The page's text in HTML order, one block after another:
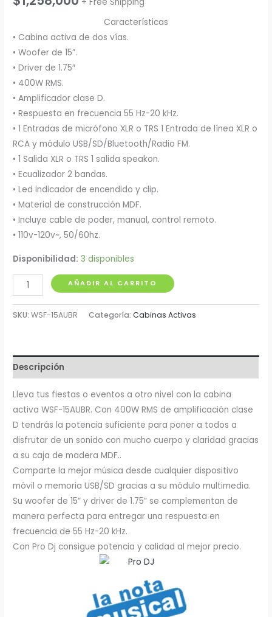
Características
• Cabina activa de dos vías.
• Woofer de 15”.
• Driver de 1.75″
• 400W RMS.
• Amplificador clase D.
• Respuesta en frecuencia 55 Hz-20 kHz.
• 1 Entradas de micrófono XLR o TRS 1 Entrada de línea XLR o
RCA y módulo USB/SD/Bluetooth/Radio FM.
• 1 Salida XLR o TRS 1 salida speakon.
• Ecualizador 2 bandas.
• Led indicador de encendido y clip.
• Material de construcción MDF.
• Incluye cable de poder, manual, control remoto.
• 110v-120v~, 50/60hz.
Disponibilidad: 3 disponibles
Cabina
Activa
15"
400W
Pro
Dj
cantidad
AÑADIR AL CARRITO
SKU:WSF-15AUBR Categoría:Cabinas Activas
Descripción
Lleva tus fiestas o eventos a otro nivel con la cabina
activa WSF-15AUBR. Con 400W RMS de amplificación clase
D tendrás la potencia suficiente para poner a todos a
disfrutar de un sonido con mucho cuerpo y claridad gracias
a su caja de madera MDF..
Comparte la mejor música desde cualquier dispositivo
móvil o memoria USB/SD gracias a su módulo multimedia.
Su woofer de 15” y driver de 1.75” se complementan de
manera perfecta para entregar una respuesta en
frecuencia de 55 Hz-20 kHz.
Con Pro Dj consigue potencia y calidad al mejor precio.